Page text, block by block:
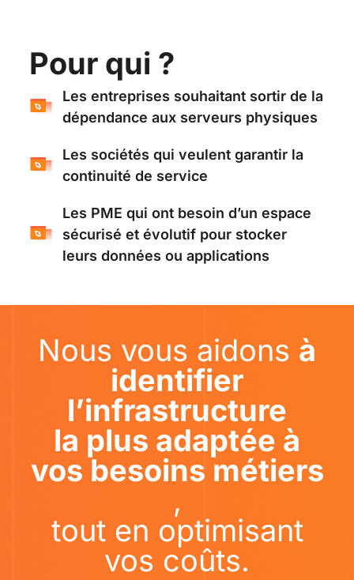
Pour qui ?
Les entreprises souhaitant sortir de la
dépendance aux serveurs physiques
Les sociétés qui veulent garantir la
continuité de service
Les PME qui ont besoin d’un espace
sécurisé et évolutif pour stocker
leurs données ou applications
Nous vous aidons à
identifier
l’infrastructure
la plus adaptée à
vos besoins métiers
,
tout en optimisant
vos coûts.